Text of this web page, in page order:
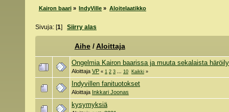
Kairon baari» IndyVille » Aloitelaatikko
Sivuja: [1] Siirry alas
Aihe/Aloittaja
Ongelmia Kairon baarissa ja muuta sekalaista
Aloittaja VP « 1 2 3 ... 10 Kaikki »
Indyvillen fanituotokset
Aloittaja Inkkari Joonas
kysymyksiä